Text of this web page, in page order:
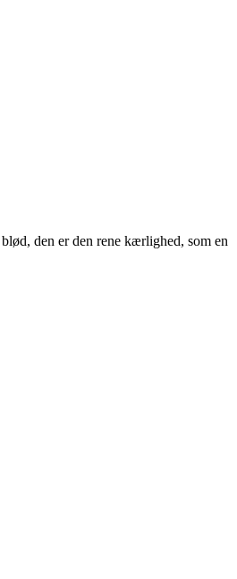
den er den rene kærlighed, som en